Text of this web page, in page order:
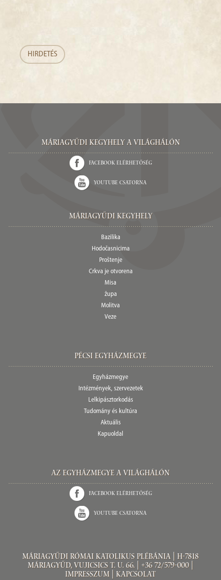
HIRDETÉS
Máriagyűdi Kegyhely a világhálón
Facebook elérhetőség
Youtube csatorna
Máriagyűdi Kegyhely
Bazilika
Hodočasnicima
Proštenje
Crkva je otvorena
Misa
župa
Molitva
Veze
Pécsi egyházmegye
Egyházmegye
Intézmények, szervezetek
Lelkipásztorkodás
Tudomány és kultúra
Aktuális
Kapuoldal
Az Egyházmegye a világhálón
Facebook elérhetőség
Youtube csatorna
Máriagyűdi Római Katolikus Plébánia | H-7818
Máriagyűd, Vujicsics T. u. 66. | +36 72/579-000 |
Impresszum
Kapcsolat